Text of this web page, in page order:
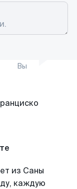
Вы
из Саны
каждую